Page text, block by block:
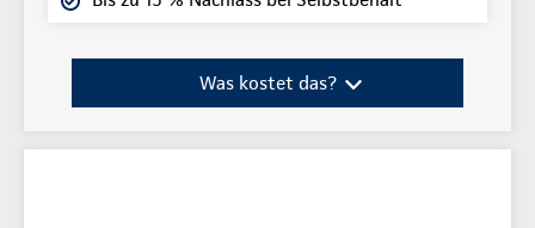
Was kostet das?